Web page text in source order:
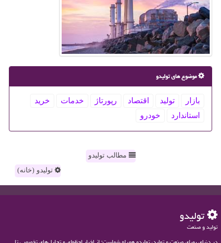
موضوع های تولیدو
بازار تولید اقتصاد رپورتاژ خدمات
خرید
استاندارد
خودرو
مطالب تولیدو
تولیدو (خانه)
تولیدو
تولید و صنعت